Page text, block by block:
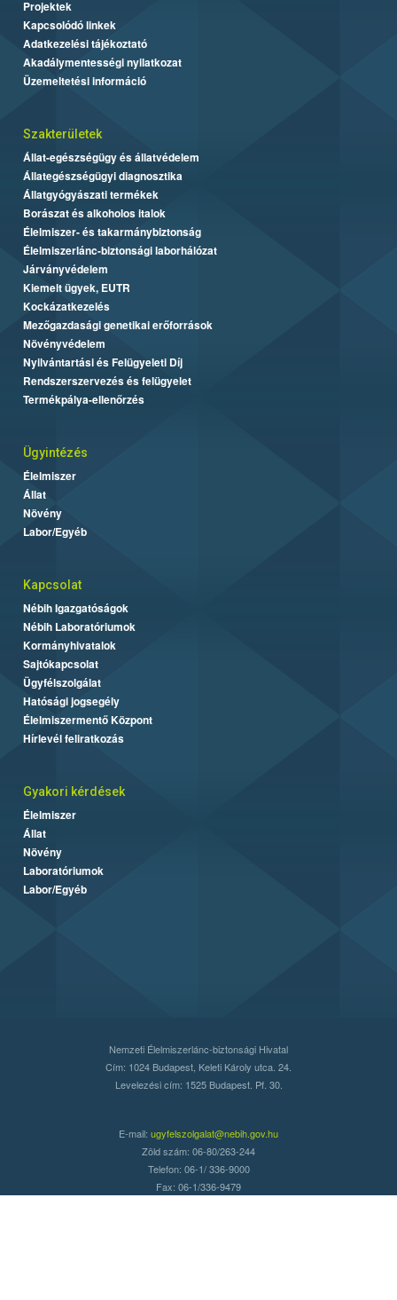
Projektek
Kapcsolódó linkek
Adatkezelési tájékoztató
Akadálymentességi nyilatkozat
Üzemeltetési információ
Szakterületek
Állat-egészségügy és állatvédelem
Állategészségügyi diagnosztika
Állatgyógyászati termékek
Borászat és alkoholos italok
Élelmiszer- és takarmánybiztonság
Élelmiszerlánc-biztonsági laborhálózat
Járványvédelem
Kiemelt ügyek, EUTR
Kockázatkezelés
Mezőgazdasági genetikai erőforrások
Növényvédelem
Nyilvántartási és Felügyeleti Díj
Rendszerszervezés és felügyelet
Termékpálya-ellenőrzés
Ügyintézés
Élelmiszer
Állat
Növény
Labor/Egyéb
Kapcsolat
Nébih Igazgatóságok
Nébih Laboratóriumok
Kormányhivatalok
Sajtókapcsolat
Ügyfélszolgálat
Hatósági jogsegély
Élelmiszermentő Központ
Hírlevél feliratkozás
Gyakori kérdések
Élelmiszer
Állat
Növény
Laboratóriumok
Labor/Egyéb
Nemzeti Élelmiszerlánc-biztonsági Hivatal
Cím: 1024 Budapest, Keleti Károly utca. 24.
Levelezési cím: 1525 Budapest. Pf. 30.
E-mail: ugyfelszolgalat@nebih.gov.hu
Zöld szám: 06-80/263-244
Telefon: 06-1/ 336-9000
Fax: 06-1/336-9479